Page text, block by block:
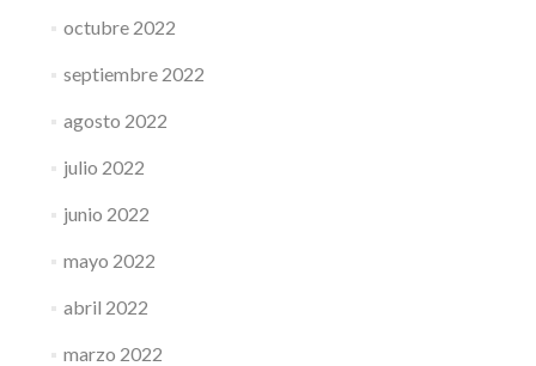
octubre 2022
septiembre 2022
agosto 2022
julio 2022
junio 2022
mayo 2022
abril 2022
marzo 2022